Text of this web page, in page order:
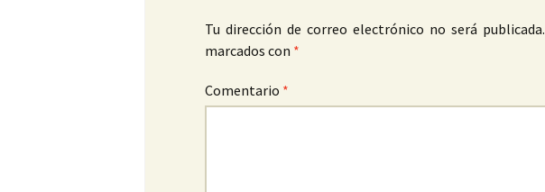
Tu dirección de correo electrónico no será publicada.
marcados con *
Comentario *